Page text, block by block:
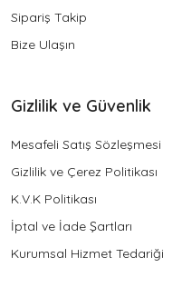
Sipariş Takip
Bize Ulaşın
Gizlilik ve Güvenlik
Mesafeli Satış Sözleşmesi
Gizlilik ve Çerez Politikası
K.V.K Politikası
İptal ve İade Şartları
Kurumsal Hizmet Tedariği